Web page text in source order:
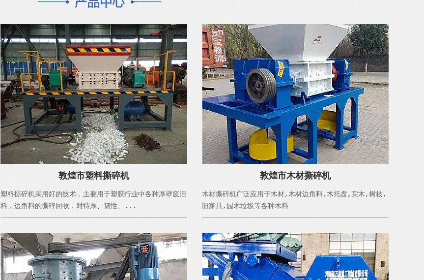
敦煌市塑料撕碎机
塑料撕碎机采用好的技术，主要用于塑胶行业中各种厚壁废旧
料，边角料的撕碎回收，对特厚、韧性、...
敦煌市木材撕碎机
木材撕碎机广泛应用于木材,木材边角料,木托盘,实木,树枝,
旧家具,园木垃圾等各种木料